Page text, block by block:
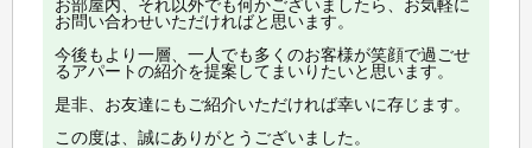
お部屋内、それ以外でも何かございましたら、お気軽に
お問い合わせいただければと思います。
今後もより一層、一人でも多くのお客様が笑顔で過ごせ
るアパートの紹介を提案してまいりたいと思います。
是非、お友達にもご紹介いただければ幸いに存じます。
この度は、誠にありがとうございました。